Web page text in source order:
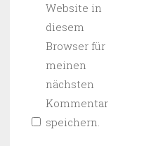
Website in
diesem
Browser für
meinen
nächsten
Kommentar
speichern.